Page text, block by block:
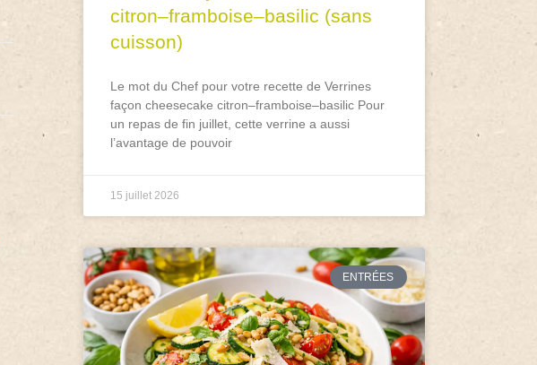
citron–framboise–basilic (sans
cuisson)
Le mot du Chef pour votre recette de Verrines
façon cheesecake citron–framboise–basilic Pour
un repas de fin juillet, cette verrine a aussi
l’avantage de pouvoir
15 juillet 2026
ENTRÉES